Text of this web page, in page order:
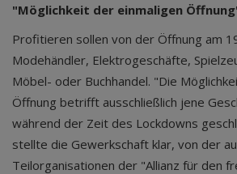
"Möglichkeit der einmaligen
Profitieren sollen von der Öffnung am
Modehändler, Elektrogeschäfte,
Möbel- oder Buchhandel. "Die
Öffnung betrifft ausschließlich jene
während der Zeit des Lockdowns
stellte die Gewerkschaft klar, von der
Teilorganisationen der "Allianz für den